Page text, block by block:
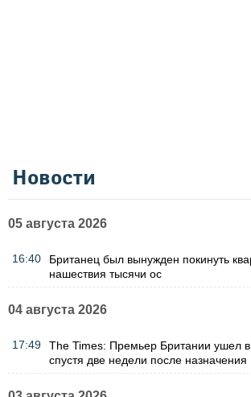
Новости
05 августа 2026
16:40
Британец был вынужден покинуть
нашествия тысячи ос
04 августа 2026
17:49
The Times: Премьер Британии ушел в
спустя две недели после назначения